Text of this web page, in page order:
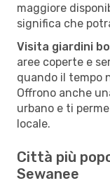
maggiore
significa che
Visita giardini
aree coperte e
quando il tempo
Offrono anche
urbano e ti
locale.
Città più
Sewanee